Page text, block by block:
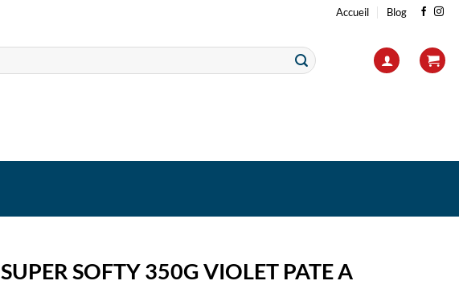
Accueil Blog
SUPER SOFTY 350G VIOLET PATE A